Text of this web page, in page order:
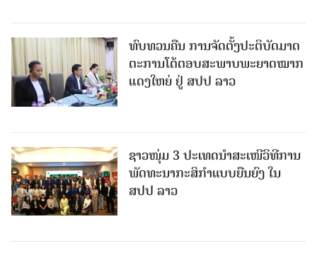
ທົບທວນຄືນ ການຈັດຕັ້ງປະຕິບັດມາດ
ຕະການໂຕ້ຕອບສະພາບພະຍາດໝາກ
ແດງໃຫຍ່ ຢູ່ ສປປ ລາວ
ຊາວໜຸ່ມ 3 ປະເທດນຳສະເໜີວິທີການ
ພັດທະນາກະສິກຳແບບຍືນຍົງ ໃນ
ສປປ ລາວ